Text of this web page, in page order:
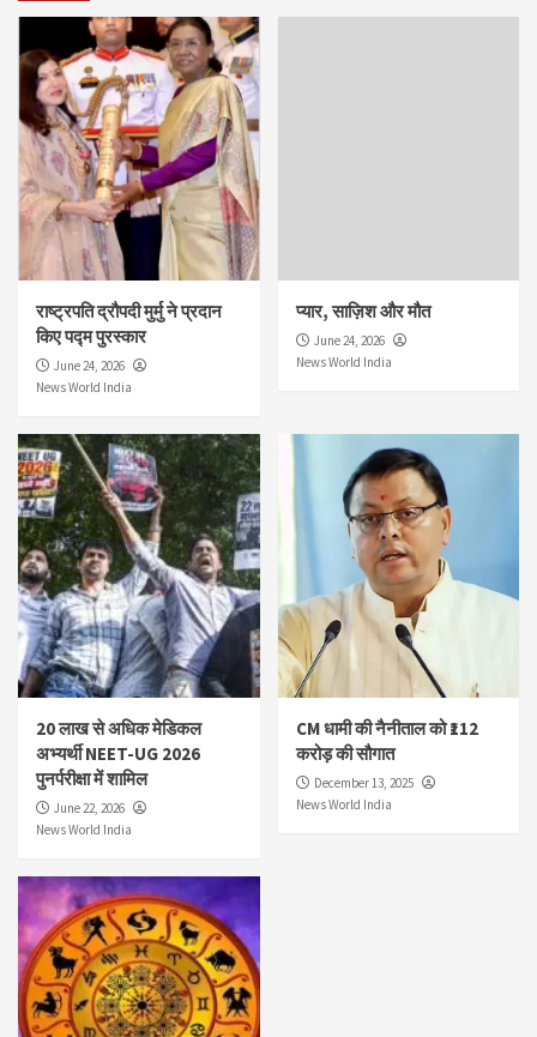
राष्ट्रपति द्रौपदी मुर्मु ने प्रदान
किए पद्म पुरस्कार
June 24, 2026
News World India
प्यार, साज़िश और मौत
June 24, 2026
News World India
20 लाख से अधिक मेडिकल
अभ्यर्थी NEET-UG 2026
पुनर्परीक्षा में शामिल
June 22, 2026
News World India
CM धामी की नैनीताल को ₹112
करोड़ की सौगात
December 13, 2025
News World India